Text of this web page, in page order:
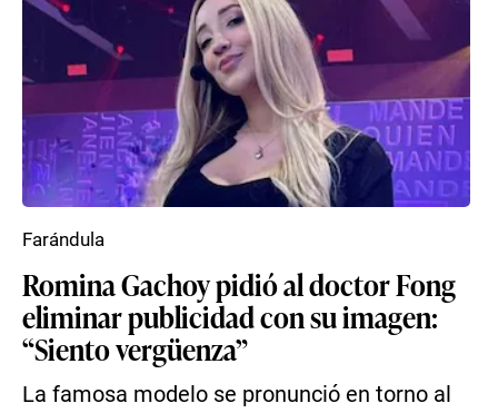
Romina Gachoy pidió al doctor Fong
eliminar publicidad con su imagen:
“Siento vergüenza”
La famosa modelo se pronunció en torno al
Farándula